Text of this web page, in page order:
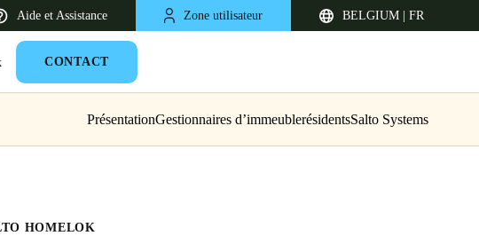
Aide et Assistance Zone utilisateur BELGIUM | FR
CONTACT
PrésentationGestionnaires d’immeublerésidentsSalto Systems
HOMELOK